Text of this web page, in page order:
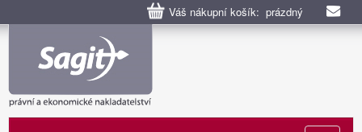
Váš nákupní košík: prázdný